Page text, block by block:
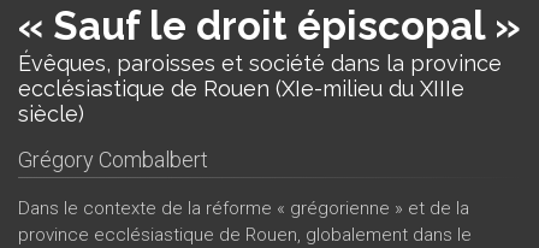
« Sauf le droit épiscopal »
Évêques, paroisses et société dans la province
ecclésiastique de Rouen (XIe-milieu du XIIIe
siècle)
Grégory Combalbert
Dans le contexte de la réforme « grégorienne » et de la
province ecclésiastique de Rouen, globalement dans le